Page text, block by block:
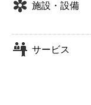
施設・設備
サービス